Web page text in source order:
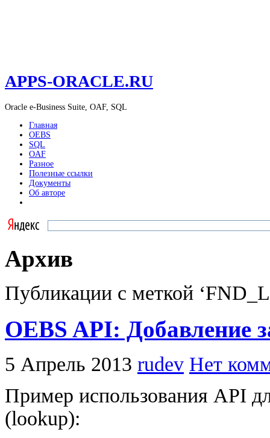
APPS-ORACLE.RU
Oracle e-Business Suite, OAF, SQL
Главная
OEBS
SQL
OAF
Разное
Полезные ссылки
Документы
Об авторе
Архив
Публикации с меткой
OEBS API: Добавление
5 Апрель 2013 rudev Нет
Пример использования API
(lookup):